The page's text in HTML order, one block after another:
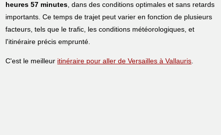
heures 57 minutes, dans des conditions optimales et sans retards
importants. Ce temps de trajet peut varier en fonction de plusieurs
facteurs, tels que le trafic, les conditions météorologiques, et
l'itinéraire précis emprunté.
C'est le meilleur itinéraire pour aller de Versailles à Vallauris.